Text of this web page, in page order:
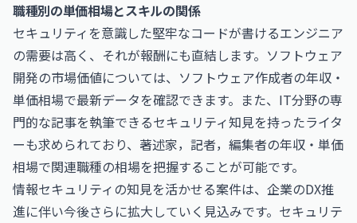
職種別の単価相場とスキルの関係
セキュリティを意識した堅牢なコードが書けるエンジニア
の需要は高く、それが報酬にも直結します。ソフトウェア
開発の市場価値については、 ソフトウェア作成者の年収・
単価相場で最新データを確認できます。また、IT分野の専
門的な記事を執筆できるセキュリティ知見を持ったライタ
ーも求められており、 著述家，記者，編集者の年収・単価
相場で関連職種の相場を把握することが可能です。
情報セキュリティの知見を活かせる案件は、企業のDX推
進に伴い今後さらに拡大していく見込みです。セキュリテ